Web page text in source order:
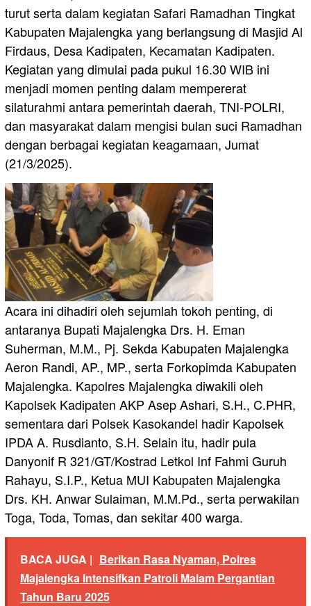
turut serta dalam kegiatan Safari Ramadhan Tingkat
Kabupaten Majalengka yang berlangsung di Masjid Al
Firdaus, Desa Kadipaten, Kecamatan Kadipaten.
Kegiatan yang dimulai pada pukul 16.30 WIB ini
menjadi momen penting dalam mempererat
silaturahmi antara pemerintah daerah, TNI-POLRI,
dan masyarakat dalam mengisi bulan suci Ramadhan
dengan berbagai kegiatan keagamaan, Jumat
(21/3/2025).
Acara ini dihadiri oleh sejumlah tokoh penting, di
antaranya Bupati Majalengka Drs. H. Eman
Suherman, M.M., Pj. Sekda Kabupaten Majalengka
Aeron Randi, AP., MP., serta Forkopimda Kabupaten
Majalengka. Kapolres Majalengka diwakili oleh
Kapolsek Kadipaten AKP Asep Ashari, S.H., C.PHR,
sementara dari Polsek Kasokandel hadir Kapolsek
IPDA A. Rusdianto, S.H. Selain itu, hadir pula
Danyonif R 321/GT/Kostrad Letkol Inf Fahmi Guruh
Rahayu, S.I.P., Ketua MUI Kabupaten Majalengka
Drs. KH. Anwar Sulaiman, M.M.Pd., serta perwakilan
Toga, Toda, Tomas, dan sekitar 400 warga.
BACA JUGA | Berikan Rasa Nyaman, Polres
Majalengka Intensifkan Patroli Malam Pergantian
Tahun Baru 2025